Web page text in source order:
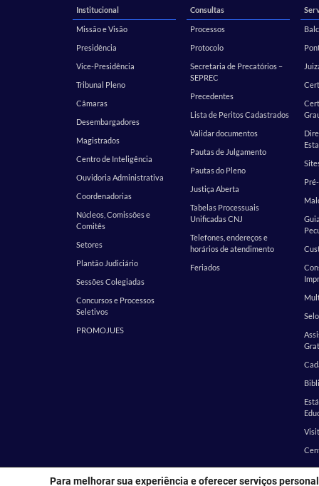
Institucional
Missão e Visão
Presidência
Vice-Presidência
Tribunal Pleno
Câmaras
Desembargadores
Magistrados
Centro de Inteligência
Ouvidoria Administrativa
Coordenadorias
Núcleos, Comissões e
Comitês
Setores
Plantão Judiciário
Sessões Colegiadas
Concursos e Processos
Seletivos
PROMOJUES
Consultas
Processos
Protocolo
Secretaria de Precatórios –
SEPREC
Precedentes
Lista de Peritos Cadastrados
Validar documentos
Pautas de Julgamento
Pautas do Pleno
Justiça Aberta
Tabelas Processuais
Unificadas CNJ
Telefones, endereços e
horários de atendimento
Feriados
Para melhorar sua experiência e oferecer serviços